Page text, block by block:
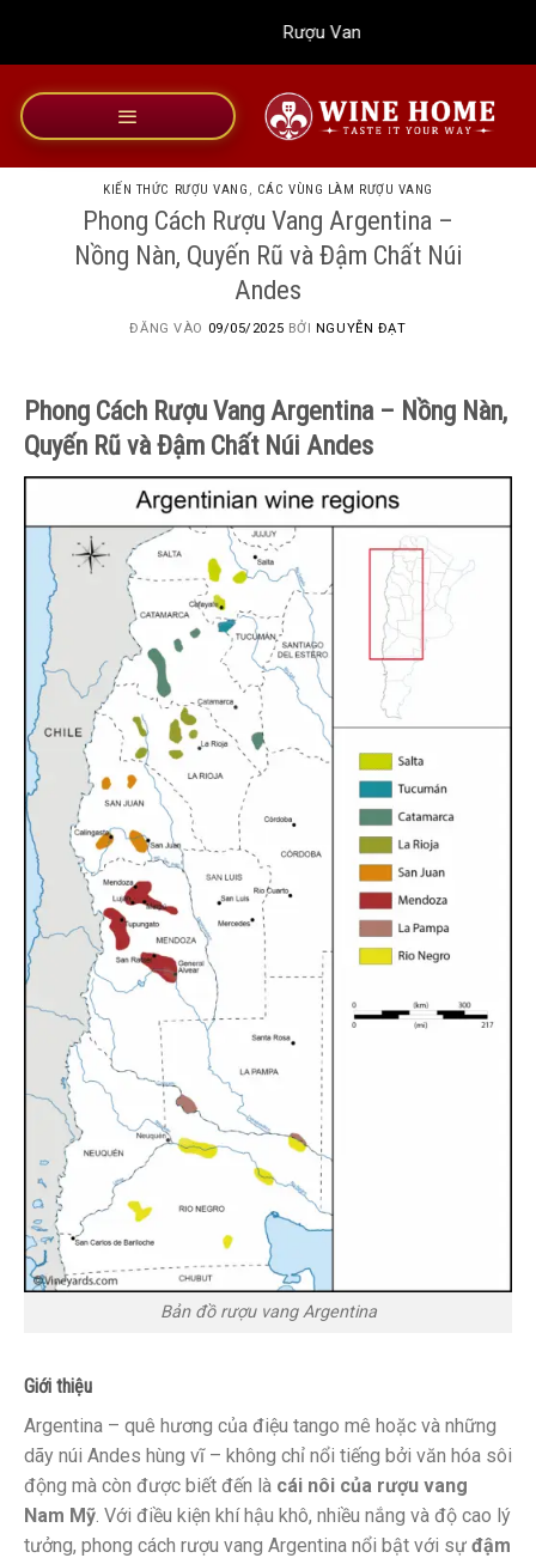
dung
Rượu Vang Wine Home
KIẾN THỨC RƯỢU VANG , CÁC VÙNG LÀM RƯỢU VANG
Phong Cách Rượu Vang Argentina –
Nồng Nàn, Quyến Rũ và Đậm Chất Núi
Andes
ĐĂNG VÀO 09/05/2025 BỞI NGUYỄN ĐẠT
Phong Cách Rượu Vang Argentina – Nồng Nàn,
Quyến Rũ và Đậm Chất Núi Andes
Bản đồ rượu vang Argentina
Giới thiệu
Argentina – quê hương của điệu tango mê hoặc và những
dãy núi Andes hùng vĩ – không chỉ nổi tiếng bởi văn hóa sôi
động mà còn được biết đến là cái nôi của rượu vang
Nam Mỹ. Với điều kiện khí hậu khô, nhiều nắng và độ cao lý
tưởng, phong cách rượu vang Argentina nổi bật với sự đậm